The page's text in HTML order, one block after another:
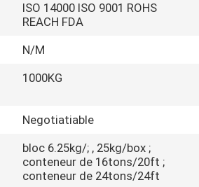
ISO 14000 ISO 9001 ROHS
REACH FDA
N/M
1000KG
Negotiatiable
bloc 6.25kg/; , 25kg/box ;
conteneur de 16tons/20ft ;
conteneur de 24tons/24ft